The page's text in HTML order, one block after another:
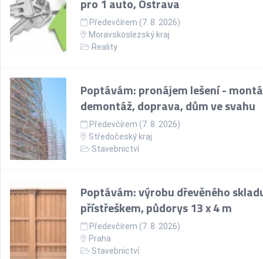
pro 1 auto, Ostrava
Předevčírem (7. 8. 2026)
Moravskoslezský kraj
Reality
Poptávám: pronájem lešení -
demontáž, doprava, dům ve svahu
Předevčírem (7. 8. 2026)
Středočeský kraj
Stavebnictví
Poptávám: výrobu dřevěného
přístřeškem, půdorys 13 x 4 m
Předevčírem (7. 8. 2026)
Praha
Stavebnictví